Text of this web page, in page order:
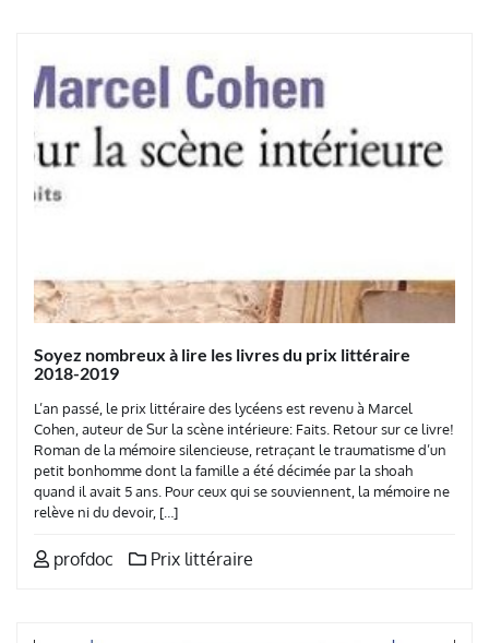
Soyez nombreux à lire les livres du prix littéraire
2018-2019
L’an passé, le prix littéraire des lycéens est revenu à Marcel
Cohen, auteur de Sur la scène intérieure: Faits. Retour sur ce livre!
Roman de la mémoire silencieuse, retraçant le traumatisme d’un
petit bonhomme dont la famille a été décimée par la shoah
quand il avait 5 ans. Pour ceux qui se souviennent, la mémoire ne
relève ni du devoir, […]
profdoc Prix littéraire